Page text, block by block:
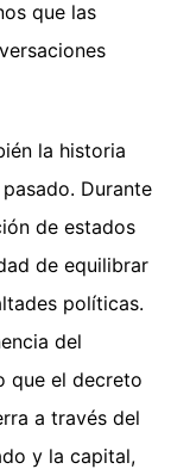
que las
la historia
Durante
de estados
de equilibrar
políticas.
del
que el decreto
a través del
y la capital,